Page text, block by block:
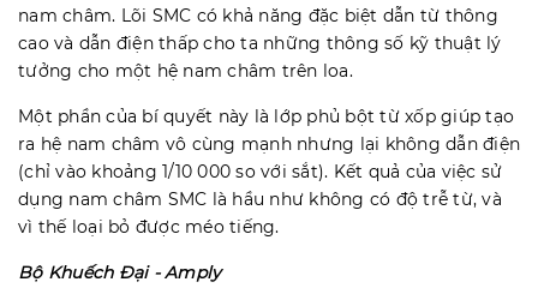
nam châm. Lõi SMC có khả năng đặc biệt dẫn từ thông
cao và dẫn điện thấp cho ta những thông số kỹ thuật lý
tưởng cho một hệ nam châm trên loa.
Một phần của bí quyết này là lớp phủ bột từ xốp giúp tạo
ra hệ nam châm vô cùng mạnh nhưng lại không dẫn điện
(chỉ vào khoảng 1/10 000 so với sắt). Kết quả của việc sử
dụng nam châm SMC là hầu như không có độ trễ từ, và
vì thế loại bỏ được méo tiếng.
Bộ Khuếch Đại - Amply